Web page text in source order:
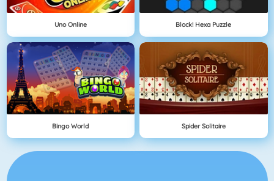
Uno Online Block! Hexa Puzzle
Bingo World Spider Solitaire